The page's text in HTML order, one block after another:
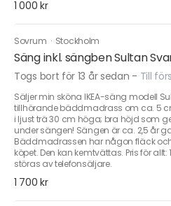
1 000 kr
Sovrum · Stockholm
Säng inkl. sängben Sultan
Togs bort för 13 år sedan - Till
Säljer min sköna IKEA-säng modell
tillhörande bäddmadrass om ca. 5
i ljust trä 30 cm höga; bra höjd som
under sängen! Sängen är ca. 2,5 år
Bäddmadrassen har någon fläck
köpet. Den kan kemtvättas. Pris för allt:
störas av telefonsäljare.
1 700 kr